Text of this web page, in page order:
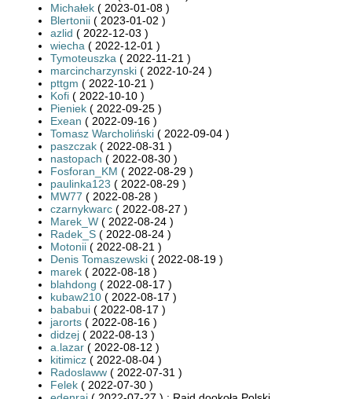
Michałek ( 2023-01-08 )
Blertonii ( 2023-01-02 )
azlid ( 2022-12-03 )
wiecha ( 2022-12-01 )
Tymoteuszka ( 2022-11-21 )
marcincharzynski ( 2022-10-24 )
pttgm ( 2022-10-21 )
Kofi ( 2022-10-10 )
Pieniek ( 2022-09-25 )
Exean ( 2022-09-16 )
Tomasz Warcholiński ( 2022-09-04 )
paszczak ( 2022-08-31 )
nastopach ( 2022-08-30 )
Fosforan_KM ( 2022-08-29 )
paulinka123 ( 2022-08-29 )
MW77 ( 2022-08-28 )
czarnykwarc ( 2022-08-27 )
Marek_W ( 2022-08-24 )
Radek_S ( 2022-08-24 )
Motonii ( 2022-08-21 )
Denis Tomaszewski ( 2022-08-19 )
marek ( 2022-08-18 )
blahdong ( 2022-08-17 )
kubaw210 ( 2022-08-17 )
bababui ( 2022-08-17 )
jarorts ( 2022-08-16 )
didzej ( 2022-08-13 )
a.lazar ( 2022-08-12 )
kitimicz ( 2022-08-04 )
Radoslaww ( 2022-07-31 )
Felek ( 2022-07-30 )